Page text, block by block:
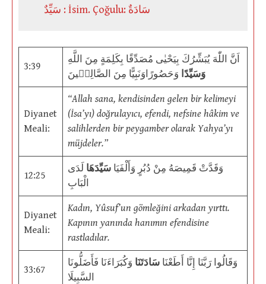
سَيِّدٌ : İsim. Çoğulu: سَادَةٌ
3:39
اَنَّ اللّٰهَ يُبَشِّرُكَ بِيَحْيٰى مُصَدِّقًا بِكَلِمَةٍ مِنَ اللَّهِ
وَسَيِّدًا وَحَصُورًاوَنَبِیًّا مِنَ الصَّالِحٖينَ
Diyanet
Meali:
“Allah sana, kendisinden gelen bir kelimeyi
(İsa’yı) doğrulayıcı, efendi, nefsine hâkim ve
salihlerden bir peygamber olarak Yahya’yı
müjdeler.”
12:25
وَقَدَّتْ قَمِيصَهُ مِنْ دُبُرٍ وَأَلْفَيَا سَيِّدَهَا لَدَى
الْبَابِ
Diyanet
Meali:
Kadın, Yûsuf’un gömleğini arkadan yırttı.
Kapının yanında hanımın efendisine
rastladılar.
33:67
وَقَالُوا رَبَّنَا إِنَّا أَطَعْنَا سَادَتَنَا وَكُبَرَاءَنَا فَأَضَلُّونَا
السَّبِيلَا